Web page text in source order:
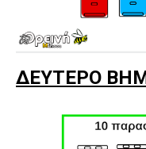
ΔΕΥΤΕΡΟ